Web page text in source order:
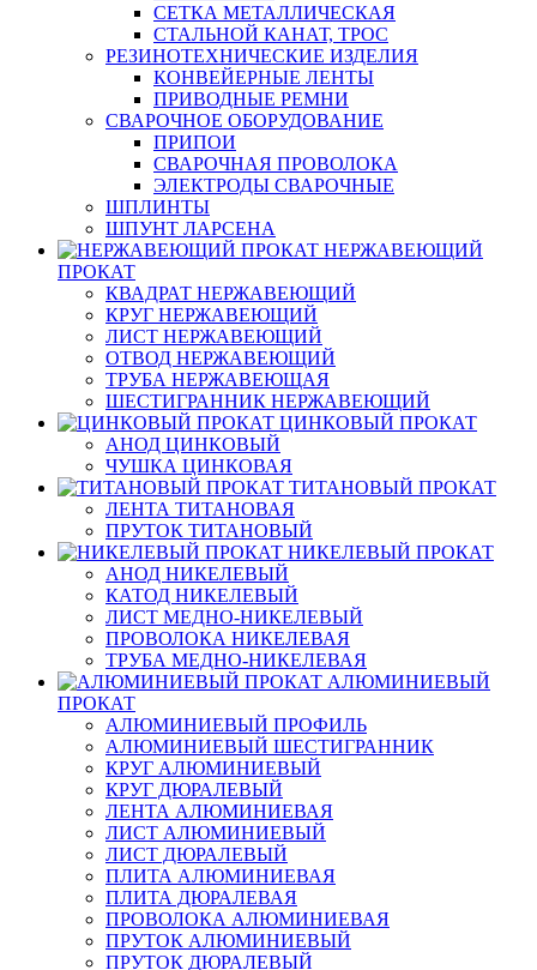
СЕТКА МЕТАЛЛИЧЕСКАЯ
СТАЛЬНОЙ КАНАТ, ТРОС
РЕЗИНОТЕХНИЧЕСКИЕ ИЗДЕЛИЯ
КОНВЕЙЕРНЫЕ ЛЕНТЫ
ПРИВОДНЫЕ РЕМНИ
СВАРОЧНОЕ ОБОРУДОВАНИЕ
ПРИПОИ
СВАРОЧНАЯ ПРОВОЛОКА
ЭЛЕКТРОДЫ СВАРОЧНЫЕ
ШПЛИНТЫ
ШПУНТ ЛАРСЕНА
НЕРЖАВЕЮЩИЙ
ПРОКАТ
КВАДРАТ НЕРЖАВЕЮЩИЙ
КРУГ НЕРЖАВЕЮЩИЙ
ЛИСТ НЕРЖАВЕЮЩИЙ
ОТВОД НЕРЖАВЕЮЩИЙ
ТРУБА НЕРЖАВЕЮЩАЯ
ШЕСТИГРАННИК НЕРЖАВЕЮЩИЙ
ЦИНКОВЫЙ ПРОКАТ
АНОД ЦИНКОВЫЙ
ЧУШКА ЦИНКОВАЯ
ТИТАНОВЫЙ ПРОКАТ
ЛЕНТА ТИТАНОВАЯ
ПРУТОК ТИТАНОВЫЙ
НИКЕЛЕВЫЙ ПРОКАТ
АНОД НИКЕЛЕВЫЙ
КАТОД НИКЕЛЕВЫЙ
ЛИСТ МЕДНО-НИКЕЛЕВЫЙ
ПРОВОЛОКА НИКЕЛЕВАЯ
ТРУБА МЕДНО-НИКЕЛЕВАЯ
АЛЮМИНИЕВЫЙ
ПРОКАТ
АЛЮМИНИЕВЫЙ ПРОФИЛЬ
АЛЮМИНИЕВЫЙ ШЕСТИГРАННИК
КРУГ АЛЮМИНИЕВЫЙ
КРУГ ДЮРАЛЕВЫЙ
ЛЕНТА АЛЮМИНИЕВАЯ
ЛИСТ АЛЮМИНИЕВЫЙ
ЛИСТ ДЮРАЛЕВЫЙ
ПЛИТА АЛЮМИНИЕВАЯ
ПЛИТА ДЮРАЛЕВАЯ
ПРОВОЛОКА АЛЮМИНИЕВАЯ
ПРУТОК АЛЮМИНИЕВЫЙ
ПРУТОК ДЮРАЛЕВЫЙ